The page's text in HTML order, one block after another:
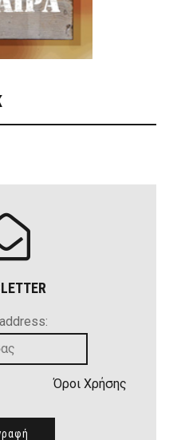
Όροι Χρήσης